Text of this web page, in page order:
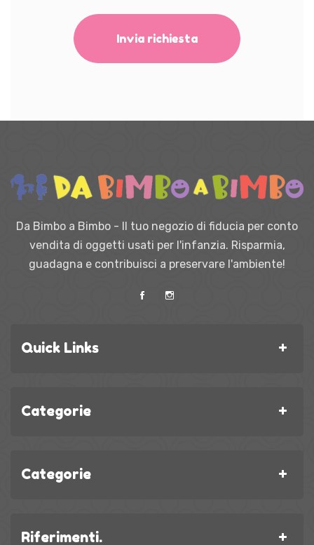
Invia richiesta
Da Bimbo a Bimbo - Il tuo negozio di fiducia per conto
vendita di oggetti usati per l'infanzia. Risparmia,
guadagna e contribuisci a preservare l'ambiente!
Quick Links
Categorie
Categorie
Riferimenti.